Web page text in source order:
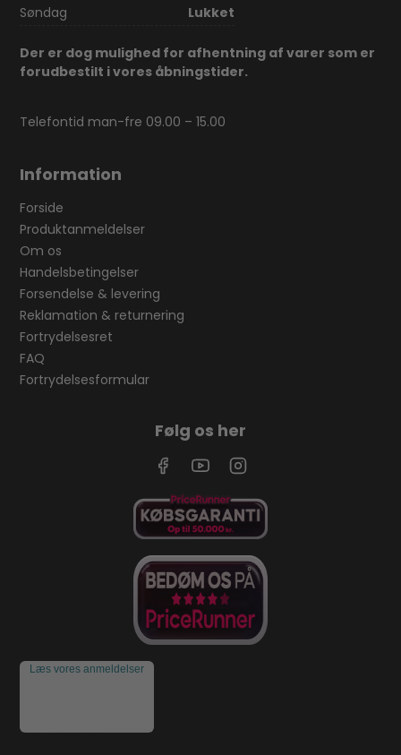
Søndag
Lukket
Der er dog mulighed for afhentning af varer som er
forudbestilt i vores åbningstider.
Telefontid man-fre 09.00 – 15.00
Information
Forside
Produktanmeldelser
Om os
Handelsbetingelser
Forsendelse & levering
Reklamation & returnering
Fortrydelsesret
FAQ
Fortrydelsesformular
Følg os her
Læs vores anmeldelser